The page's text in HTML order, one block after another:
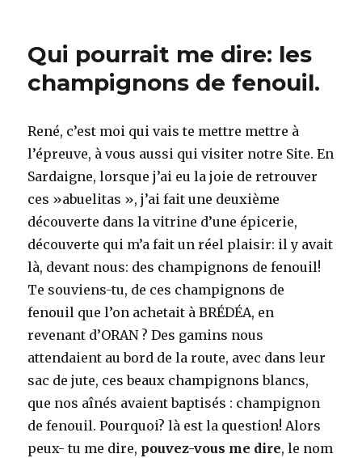
Qui pourrait me dire: les
champignons de fenouil.
René, c’est moi qui vais te mettre mettre à
l’épreuve, à vous aussi qui visiter notre Site. En
Sardaigne, lorsque j’ai eu la joie de retrouver
ces »abuelitas », j’ai fait une deuxième
découverte dans la vitrine d’une épicerie,
découverte qui m’a fait un réel plaisir: il y avait
là, devant nous: des champignons de fenouil!
Te souviens-tu, de ces champignons de
fenouil que l’on achetait à BRÉDÉA, en
revenant d’ORAN ? Des gamins nous
attendaient au bord de la route, avec dans leur
sac de jute, ces beaux champignons blancs,
que nos aînés avaient baptisés : champignon
de fenouil. Pourquoi? là est la question! Alors
peux- tu me dire, pouvez-vous me dire, le nom